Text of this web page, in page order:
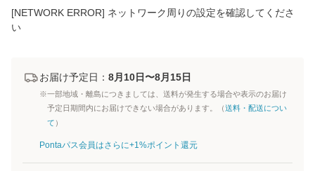
[NETWORK ERROR] ネットワーク周りの設定を確認してくださ
い
お届け予定日： 8月10日〜8月15日
※一部地域・離島につきましては、送料が発生する場合や表示のお届け
予定日期間内にお届けできない場合があります。（送料・配送につい
て ）
Pontaパス会員はさらに+1%ポイント還元